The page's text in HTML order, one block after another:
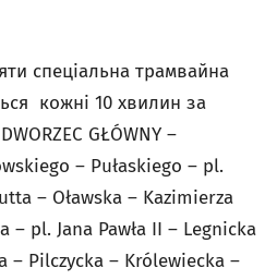
спеціальна трамвайна
кожні 10 хвилин за
GŁÓWNY –
– Pułaskiego – pl.
– Oławska – Kazimierza
– pl. Jana Pawła II – Legnicka
– Pilczycka – Królewiecka –